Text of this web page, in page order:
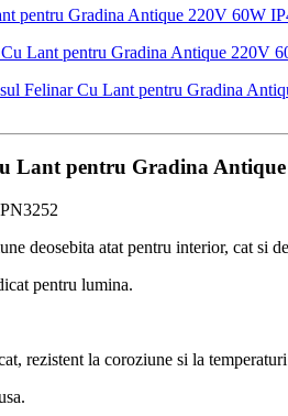
pentru Gradina Antique 220V 60W
Lant pentru Gradina Antique 220V
Felinar Cu Lant pentru Gradina
Lant pentru Gradina Antique
deosebita atat pentru interior, cat si
pentru lumina.
rezistent la coroziune si la